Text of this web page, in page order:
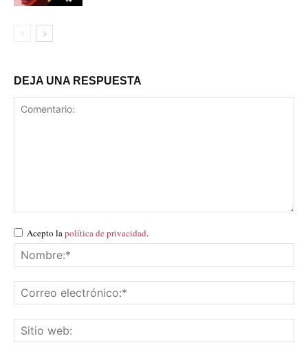
DEJA UNA RESPUESTA
Acepto lapolítica de privacidad.